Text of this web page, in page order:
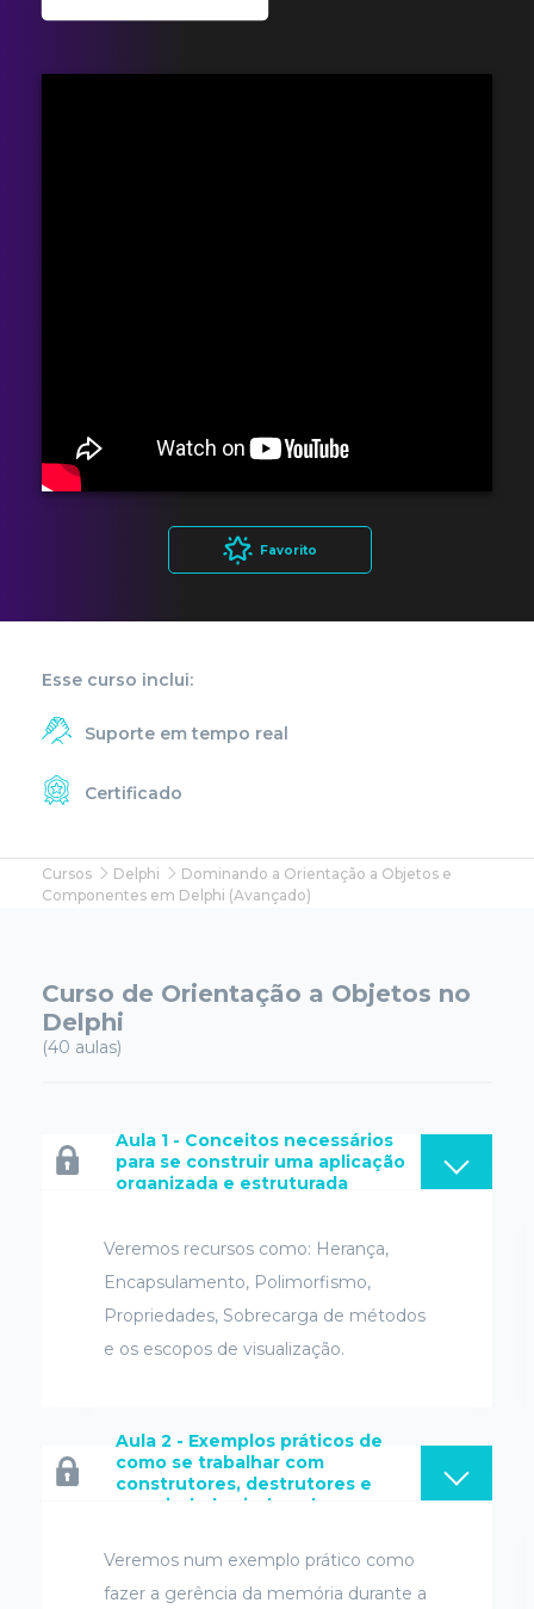
Favorito
Esse curso inclui:
Suporte em tempo real
Certificado
Cursos Delphi
Dominando a Orientação a Objetos e
Componentes em Delphi (Avançado)
Curso de Orientação a Objetos no
Delphi
(40 aulas)
Aula 1 - Conceitos necessários
para se construir uma aplicação
organizada e estruturada
Veremos recursos como: Herança,
Encapsulamento, Polimorfismo,
Propriedades, Sobrecarga de métodos
e os escopos de visualização.
Aula 2 - Exemplos práticos de
como se trabalhar com
construtores, destrutores e
propriedades indexadas
Veremos num exemplo prático como
fazer a gerência da memória durante a